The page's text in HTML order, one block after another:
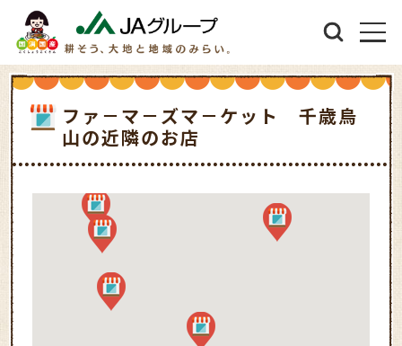
ファ－マ－ズマ－ケット 千歳烏
山の近隣のお店